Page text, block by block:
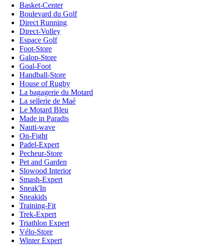
Basket-Center
Boulevard du Golf
Direct Running
Direct-Volley
Espace Golf
Foot-Store
Galop-Store
Goal-Foot
Handball-Store
House of Rugby
La bagagerie du Motard
La sellerie de Maé
Le Motard Bleu
Made in Paradis
Nauti-wave
On-Fight
Padel-Expert
Pecheur-Store
Pet and Garden
Slowood Interior
Smash-Expert
Sneak'In
Sneakids
Training-Fit
Trek-Expert
Triathlon Expert
Vélo-Store
Winter Expert